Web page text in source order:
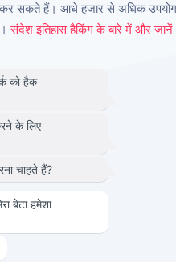
कर सकते हैं। आधे हजार से अधिक
संदेश इतिहास हैकिंग के बारे में और जानें
को हैक
के लिए
चाहते हैं?
बेटा हमेशा